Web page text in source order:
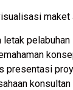
maket
pelabuhan
presentasi